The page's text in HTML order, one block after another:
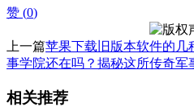
赞 (0)
上一篇苹果下载旧版本软件的几
事学院还在吗？揭秘这所传奇军
相关推荐